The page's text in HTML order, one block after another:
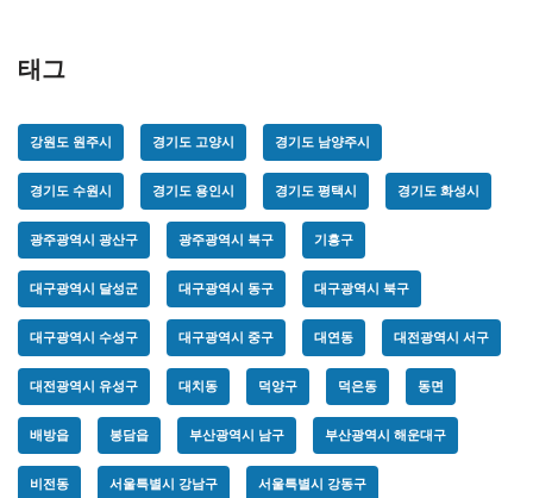
태그
강원도 원주시 경기도 고양시 경기도 남양주시
경기도 수원시 경기도 용인시 경기도 평택시 경기도 화성시
광주광역시 광산구 광주광역시 북구 기흥구
대구광역시 달성군 대구광역시 동구 대구광역시 북구
대구광역시 수성구 대구광역시 중구 대연동 대전광역시 서구
대전광역시 유성구 대치동 덕양구 덕은동 동면
배방읍 봉담읍 부산광역시 남구 부산광역시 해운대구
비전동 서울특별시 강남구 서울특별시 강동구